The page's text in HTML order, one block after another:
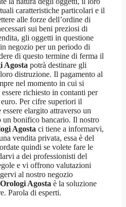
caratteristiche particolari e il
alle forze dell’ordine di
sui beni preziosi di
gli oggetti in questione
negozio per un periodo di
di questo termine di ferma il
Agosta potrà destinare gli
distruzione. Il pagamento al
nel momento in cui si
richiesto in contanti per
Per cifre superiori il
elargito attraverso un
un bonifico bancario. Il nostro
Agosta ci tiene a informarvi,
vendita privata, essa è del
quindi se volete fare le
a dei professionisti del
e vi offrono valutazioni
al nostro negozio
Agosta è la soluzione
Parola di esperti.